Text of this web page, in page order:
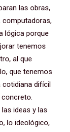
las obras,
computadoras,
lógica porque
tenemos
al que
que tenemos
cotidiana difícil
ideas y las
lo ideológico,